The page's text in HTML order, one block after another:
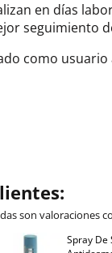
en días
seguimiento
como
son valoraciones
Spray De